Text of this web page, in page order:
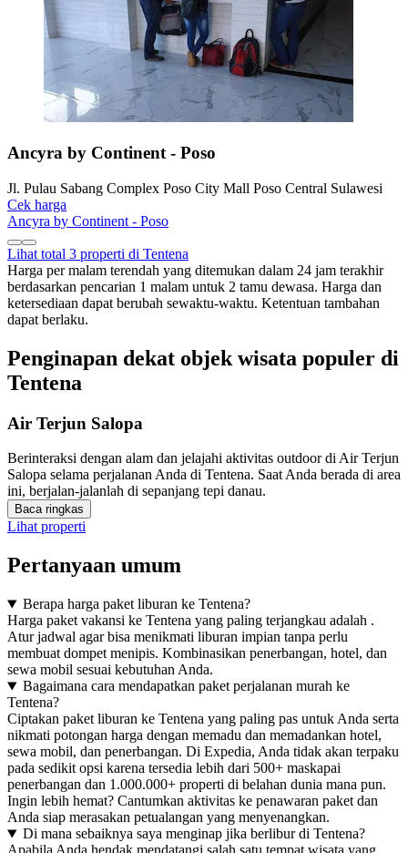
Ancyra by Continent - Poso
Jl. Pulau Sabang Complex Poso City Mall Poso Central Sulawesi
Cek harga
Ancyra by Continent - Poso
Lihat total 3 properti di Tentena
Harga per malam terendah yang ditemukan dalam 24 jam terakhir
berdasarkan pencarian 1 malam untuk 2 tamu dewasa. Harga dan
ketersediaan dapat berubah sewaktu-waktu. Ketentuan tambahan
dapat berlaku.
Penginapan dekat objek wisata populer di
Tentena
Air Terjun Salopa
Berinteraksi dengan alam dan jelajahi aktivitas outdoor di Air Terjun
Salopa selama perjalanan Anda di Tentena. Saat Anda berada di area
ini, berjalan-jalanlah di sepanjang tepi danau.
Baca ringkas
Lihat properti
Pertanyaan umum
Berapa harga paket liburan ke Tentena?
Harga paket vakansi ke Tentena yang paling terjangkau adalah .
Atur jadwal agar bisa menikmati liburan impian tanpa perlu
membuat dompet menipis. Kombinasikan penerbangan, hotel, dan
sewa mobil sesuai kebutuhan Anda.
Bagaimana cara mendapatkan paket perjalanan murah ke
Tentena?
Ciptakan paket liburan ke Tentena yang paling pas untuk Anda serta
nikmati potongan harga dengan memadu dan memadankan hotel,
sewa mobil, dan penerbangan. Di Expedia, Anda tidak akan terpaku
pada sedikit opsi karena tersedia lebih dari 500+ maskapai
penerbangan dan 1.000.000+ properti di belahan dunia mana pun.
Ingin lebih hemat? Cantumkan aktivitas ke penawaran paket dan
Anda siap merasakan petualangan yang menyenangkan.
Di mana sebaiknya saya menginap jika berlibur di Tentena?